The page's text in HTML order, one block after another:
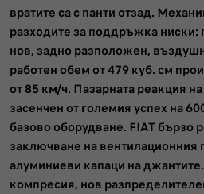
вратите са с панти отзад.
разходите за поддръжка
нов, задно разположен,
работен обем от 479 куб. см
от 85 км/ч. Пазарната реакция
засенчен от големия успех на
базово оборудване. FIAT бързо
заключване на вентилационния
алуминиеви капаци на
компресия, нов